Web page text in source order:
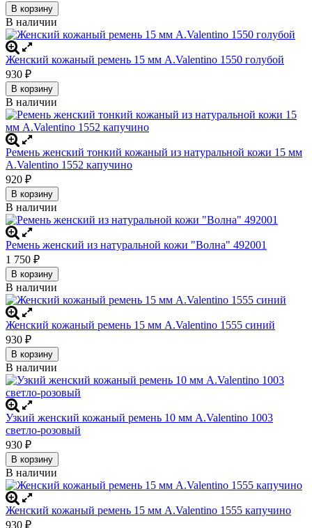
В корзину
В наличии
Женский кожаный ремень 15 мм A.Valentino 1550 голубой
930 ₽
В корзину
В наличии
Ремень женский тонкий кожаный из натуральной кожи 15 мм
A.Valentino 1552 капучино
920 ₽
В корзину
В наличии
Ремень женский из натуральной кожи "Волна" 492001
1 750 ₽
В корзину
В наличии
Женский кожаный ремень 15 мм A.Valentino 1555 синий
930 ₽
В корзину
В наличии
Узкий женский кожаный ремень 10 мм A.Valentino 1003
светло-розовый
930 ₽
В корзину
В наличии
Женский кожаный ремень 15 мм A.Valentino 1555 капучино
930 ₽